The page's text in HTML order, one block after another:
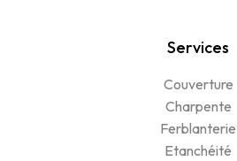
Services
Couverture
Charpente
Ferblanterie
Etanchéité